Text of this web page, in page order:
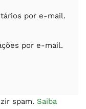
por e-mail.
por e-mail.
spam. Saiba